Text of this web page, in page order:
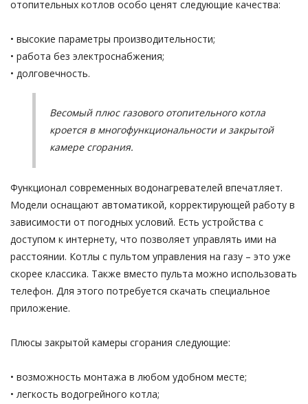
отопительных котлов особо ценят следующие качества:
• высокие параметры производительности;
• работа без электроснабжения;
• долговечность.
Весомый плюс газового отопительного котла
кроется в многофункциональности и закрытой
камере сгорания.
Функционал современных водонагревателей впечатляет.
Модели оснащают автоматикой, корректирующей работу в
зависимости от погодных условий. Есть устройства с
доступом к интернету, что позволяет управлять ими на
расстоянии. Котлы с пультом управления на газу – это уже
скорее классика. Также вместо пульта можно использовать
телефон. Для этого потребуется скачать специальное
приложение.
Плюсы закрытой камеры сгорания следующие:
• возможность монтажа в любом удобном месте;
• легкость водогрейного котла;